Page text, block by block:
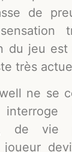
de
du jeu
très
ne se
de